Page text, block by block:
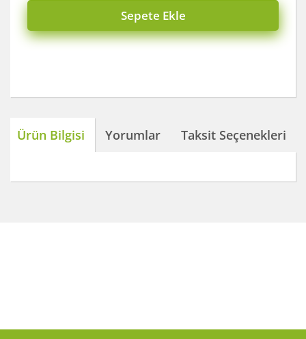
Sepete Ekle
Ürün Bilgisi Yorumlar Taksit Seçenekleri
Ürün fiyatı diğer sitelerden daha pahalı.